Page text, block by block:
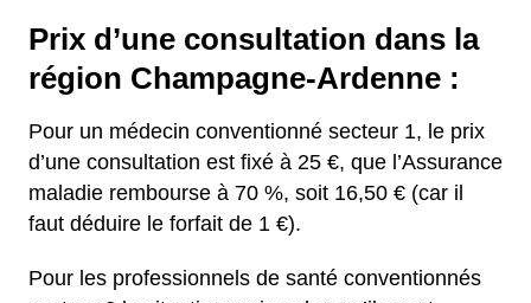
Prix d’une consultation dans la
région Champagne-Ardenne :
Pour un médecin conventionné secteur 1, le prix
d’une consultation est fixé à 25 €, que l’Assurance
maladie rembourse à 70 %, soit 16,50 € (car il
faut déduire le forfait de 1 €).
Pour les professionnels de santé conventionnés